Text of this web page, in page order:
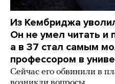
Из Кембриджа
Он не умел читать и
а в 37 стал самым
профессором в
Сейчас его обвинили в